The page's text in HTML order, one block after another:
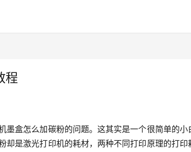
程
墨盒怎么加碳粉的问题。这其实是一个很简单的小
却是激光打印机的耗材，两种不同打印原理的打印